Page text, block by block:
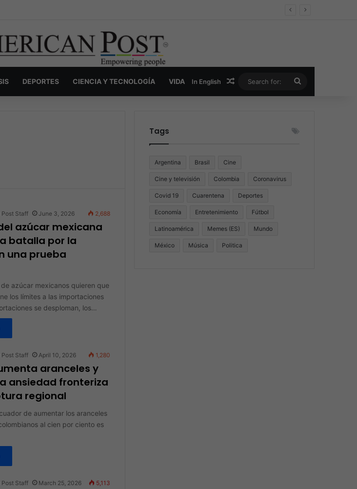
la guerra secreta por la verdad, el poder y la nueva economía de la droga
DEPORTES CIENCIA Y TECNOLOGÍA VIDA In English Random Article
for:
Post Staff June 3, 2026 2,688
azúcar mexicana
batalla por la
una prueba
azúcar mexicanos quieren que
los límites a las importaciones
se desploman, los…
Post Staff April 10, 2026 1,280
aranceles y
ansiedad fronteriza
regional
de aumentar los aranceles
al cien por ciento es
Post Staff March 25, 2026 5,113
Tags
Argentina Brasil Cine
Cine y televisión Colombia Coronavirus
Covid 19 Cuarentena Deportes
Economía Entretenimiento Fútbol
Latinoamérica Memes (ES) Mundo
México Música Politica